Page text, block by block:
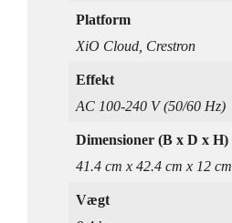
Platform
XiO Cloud, Crestron
Effekt
AC 100-240 V (50/60 Hz)
Dimensioner (B x D x H)
41.4 cm x 42.4 cm x 12 cm
Vægt